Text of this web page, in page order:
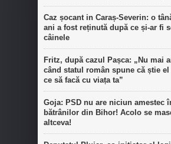
Caz șocant in Caraș-Severin: o
ani a fost reținută după ce și-ar fi
câinele
Fritz, după cazul Pașca: „Nu mai
când statul român spune că știe
ce să facă cu viața ta”
Goja: PSD nu are niciun amestec
bătrânilor din Bihor! Acolo se
altceva!